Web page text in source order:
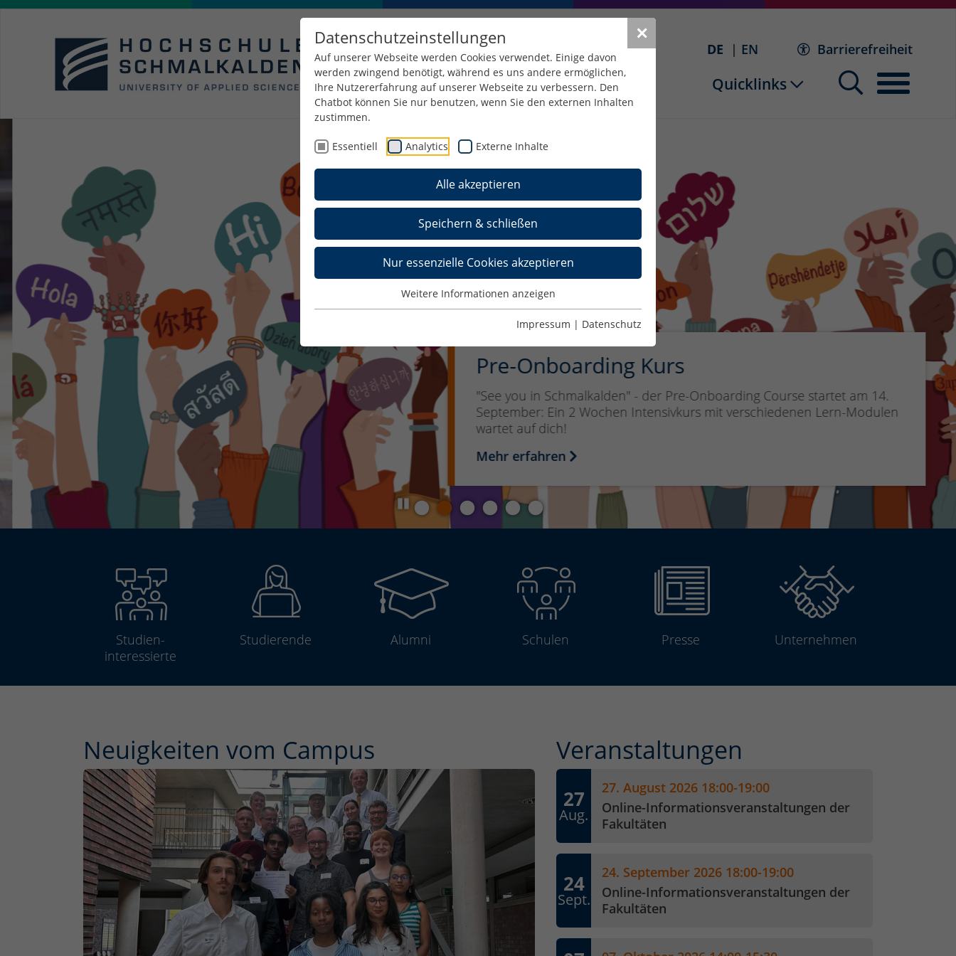
✕
Datenschutzeinstellungen
Auf unserer Webseite werden Cookies verwendet. Einige davon
werden zwingend benötigt, während es uns andere ermöglichen,
Ihre Nutzererfahrung auf unserer Webseite zu verbessern. Den
Chatbot können Sie nur benutzen, wenn Sie den externen Inhalten
zustimmen.
Essentiell Analytics Externe Inhalte
Alle akzeptieren
Speichern & schließen
Nur essenzielle Cookies akzeptieren
Weitere Informationen anzeigen
Impressum | Datenschutz
DE EN Barrierefreiheit
Quicklinks
Pause
Pre-Onboarding Kurs
"See you in Schmalkalden" - der Pre-Onboarding Course startet am 14.
September: Ein 2 Wochen Intensivkurs mit verschiedenen Lern-Modulen
wartet auf dich!
Mehr erfahren
Studien­
interessierte
Studierende Alumni Schulen Presse Unterneh­men
Neuigkeiten vom Campus Veranstaltungen
27
Aug.
27. August 2026 18:00-19:00
Online-Informationsveranstaltungen der
Fakultäten
24
Sept.
24. September 2026 18:00-19:00
Online-Informationsveranstaltungen der
Fakultäten